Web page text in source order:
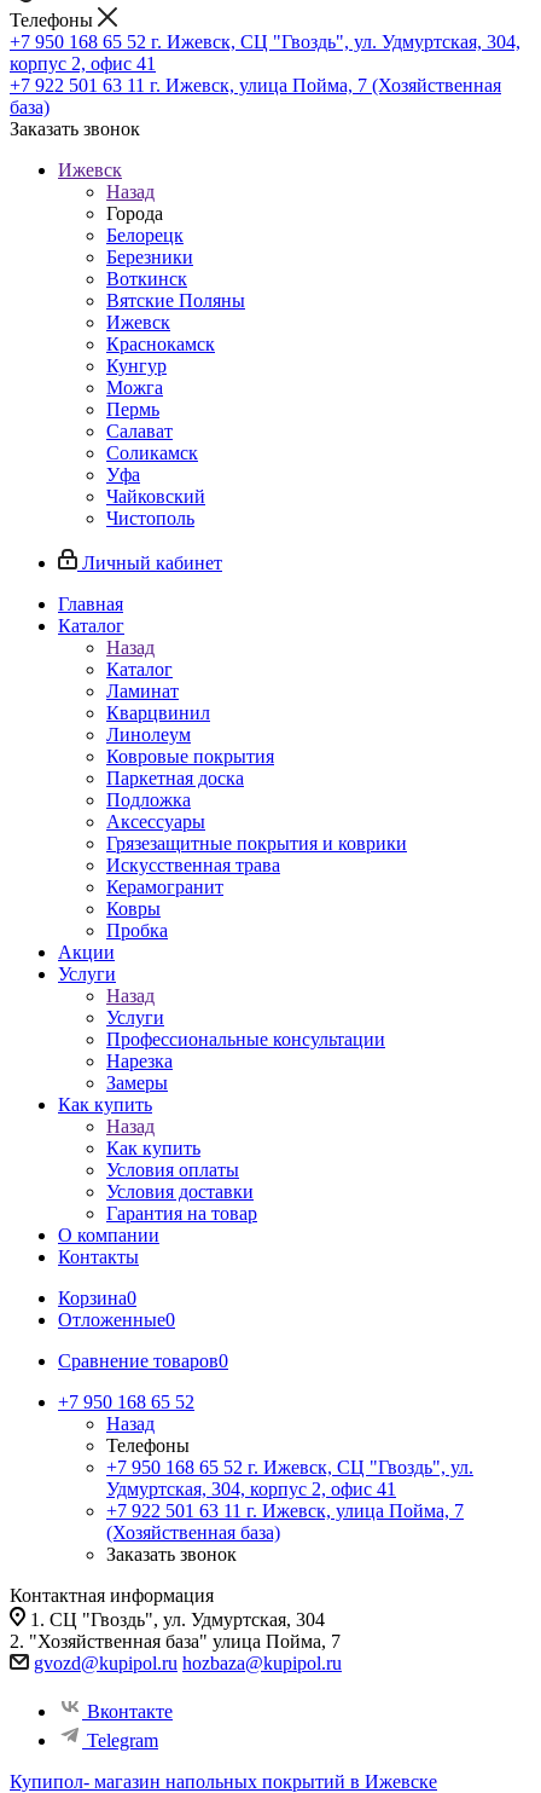
Телефоны
+7 950 168 65 52 г. Ижевск, СЦ "Гвоздь", ул. Удмуртская, 304,
корпус 2, офис 41
+7 922 501 63 11 г. Ижевск, улица Пойма, 7 (Хозяйственная
база)
Заказать звонок
Ижевск
Назад
Города
Белорецк
Березники
Воткинск
Вятские Поляны
Ижевск
Краснокамск
Кунгур
Можга
Пермь
Салават
Соликамск
Уфа
Чайковский
Чистополь
Личный кабинет
Главная
Каталог
Назад
Каталог
Ламинат
Кварцвинил
Линолеум
Ковровые покрытия
Паркетная доска
Подложка
Аксессуары
Грязезащитные покрытия и коврики
Искусственная трава
Керамогранит
Ковры
Пробка
Акции
Услуги
Назад
Услуги
Профессиональные консультации
Нарезка
Замеры
Как купить
Назад
Как купить
Условия оплаты
Условия доставки
Гарантия на товар
О компании
Контакты
Корзина0
Отложенные0
Сравнение товаров0
+7 950 168 65 52
Назад
Телефоны
+7 950 168 65 52 г. Ижевск, СЦ "Гвоздь", ул.
Удмуртская, 304, корпус 2, офис 41
+7 922 501 63 11 г. Ижевск, улица Пойма, 7
(Хозяйственная база)
Заказать звонок
Контактная информация
1. СЦ "Гвоздь", ул. Удмуртская, 304
2. "Хозяйственная база" улица Пойма, 7
gvozd@kupipol.ru hozbaza@kupipol.ru
Вконтакте
Telegram
Купипол- магазин напольных покрытий в Ижевске